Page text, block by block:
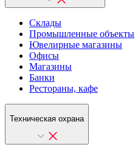
Склады
Промышленные объекты
Ювелирные магазины
Офисы
Магазины
Банки
Рестораны, кафе
Техническая охрана